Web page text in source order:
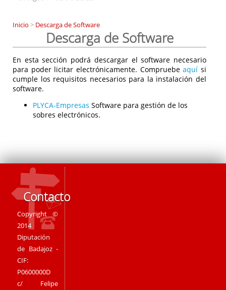
Inicio > Descarga de Software
Descarga de Software
En esta sección podrá descargar el software necesario
para poder licitar electrónicamente. Compruebeaquí si
cumple los requisitos necesarios para la instalación del
software.
PLYCA-Empresas Software para gestión de los
sobres electrónicos.
Contacto
Copyright ©
2014
Diputación
de Badajoz -
CIF:
P0600000D
c/ Felipe